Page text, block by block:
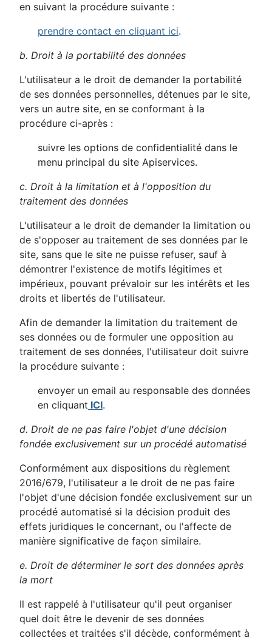
en suivant la procédure suivante :
prendre contact en cliquant ici.
b. Droit à la portabilité des données
L'utilisateur a le droit de demander la portabilité
de ses données personnelles, détenues par le site,
vers un autre site, en se conformant à la
procédure ci-après :
suivre les options de confidentialité dans le
menu principal du site Apiservices.
c. Droit à la limitation et à l'opposition du
traitement des données
L'utilisateur a le droit de demander la limitation ou
de s'opposer au traitement de ses données par le
site, sans que le site ne puisse refuser, sauf à
démontrer l'existence de motifs légitimes et
impérieux, pouvant prévaloir sur les intérêts et les
droits et libertés de l'utilisateur.
Afin de demander la limitation du traitement de
ses données ou de formuler une opposition au
traitement de ses données, l'utilisateur doit suivre
la procédure suivante :
envoyer un email au responsable des données
en cliquant ICI.
d. Droit de ne pas faire l'objet d'une décision
fondée exclusivement sur un procédé automatisé
Conformément aux dispositions du règlement
2016/679, l'utilisateur a le droit de ne pas faire
l'objet d'une décision fondée exclusivement sur un
procédé automatisé si la décision produit des
effets juridiques le concernant, ou l'affecte de
manière significative de façon similaire.
e. Droit de déterminer le sort des données après
la mort
Il est rappelé à l'utilisateur qu'il peut organiser
quel doit être le devenir de ses données
collectées et traitées s'il décède, conformément à